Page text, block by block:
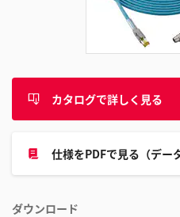
カタログで詳しく見る
仕様をPDFで見る（デー
ダウンロード